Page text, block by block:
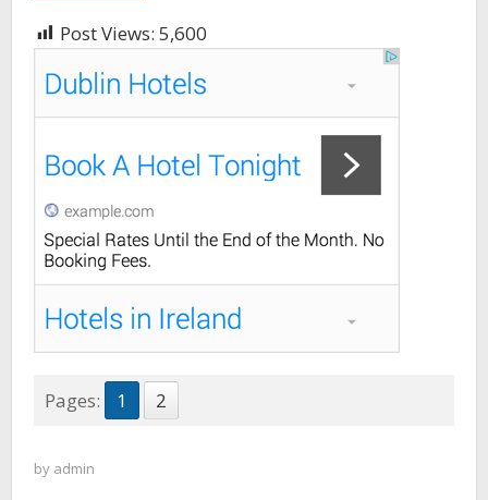
Post Views: 5,600
Pages: 1 2
by admin